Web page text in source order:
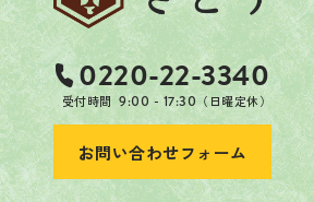
0220-22-3340
受付時間 9:00 - 17:30 （日曜定休）
お問い合わせフォーム